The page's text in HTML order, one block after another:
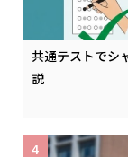
共通テストでシ
説
4